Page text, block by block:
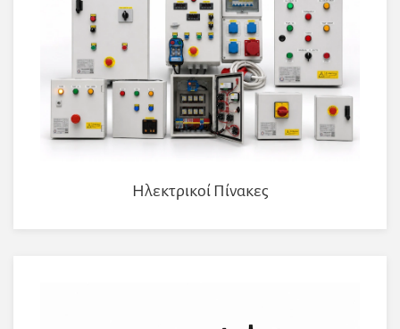
Ηλεκτρικοί Πίνακες